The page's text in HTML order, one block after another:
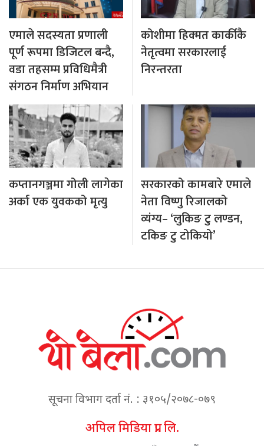
एमाले सदस्यता प्रणाली
पूर्ण रूपमा डिजिटल बन्दै,
वडा तहसम्म प्रविधिमैत्री
संगठन निर्माण अभियान
कोशीमा हिक्मत कार्कीकै
नेतृत्वमा सरकारलाई
निरन्तरता
कप्तानगञ्जमा गोली लागेका
अर्का एक युवकको मृत्यु
सरकारको कामबारे एमाले
नेता विष्णु रिजालको
व्यंग्य– ‘लुकिङ टु लण्डन,
टकिङ टु टोकियो’
सूचना विभाग दर्ता नं. : ३१०५/२०७८-०७९
अपिल मिडिया प्रा. लि.